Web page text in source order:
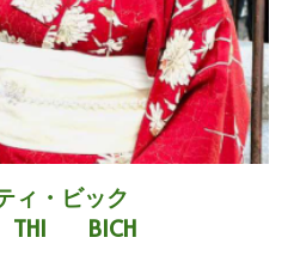
ィ・ビック
THI BICH